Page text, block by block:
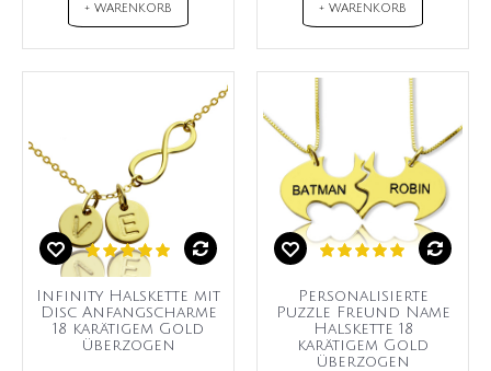
+ WARENKORB + WARENKORB
Infinity Halskette mit
Disc Anfangscharme
18 karätigem Gold
überzogen
Personalisierte
Puzzle Freund Name
Halskette 18
karätigem Gold
überzogen